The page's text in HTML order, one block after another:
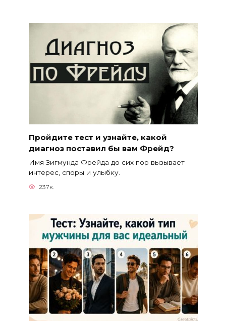
Пройдите тест и узнайте, какой
диагноз поставил бы вам Фрейд?
Имя Зигмунда Фрейда до сих пор вызывает
интерес, споры и улыбку.
237к.